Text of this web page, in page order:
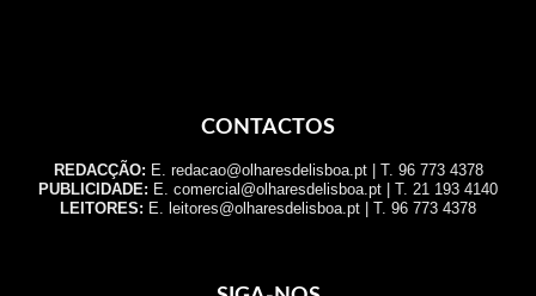
CONTACTOS
REDACÇÃO: E. redacao@olharesdelisboa.pt | T. 96 773 4378
PUBLICIDADE: E. comercial@olharesdelisboa.pt | T. 21 193 4140
LEITORES: E. leitores@olharesdelisboa.pt | T. 96 773 4378